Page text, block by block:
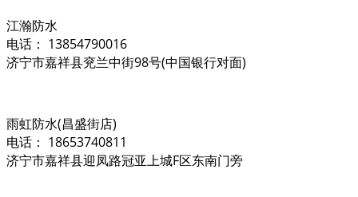
江瀚防水
电话： 13854790016
济宁市嘉祥县兖兰中街98号(中国银行对面)
雨虹防水(昌盛街店)
电话： 18653740811
济宁市嘉祥县迎凤路冠亚上城F区东南门旁